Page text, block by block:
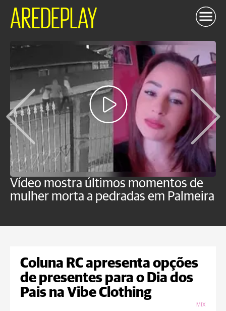
AREDEPLAY
Vídeo mostra últimos momentos de
mulher morta a pedradas em Palmeira
Coluna RC apresenta opções
de presentes para o Dia dos
Pais na Vibe Clothing
MIX